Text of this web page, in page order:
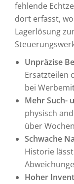
fehlende
dort erfasst,
Lagerlösung
Unpräzise
Ersatzteilen
bei
Mehr Such-
physisch
über
Schwache
Historie
Hoher